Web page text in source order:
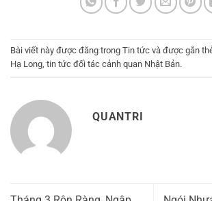
Bài viết này được đăng trong Tin tức và được gắn
Hạ Long, tin tức đối tác cảnh quan Nhật Bản.
QUANTRI